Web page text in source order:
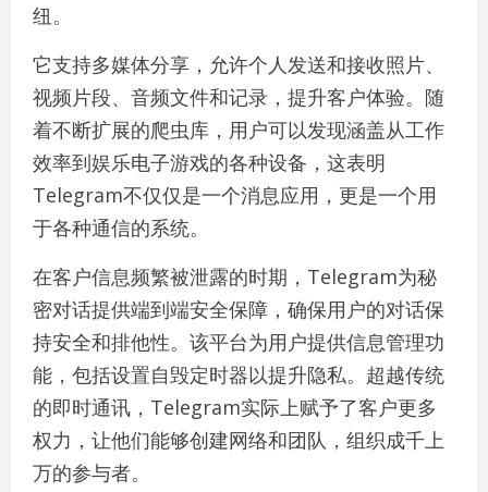
纽。
它支持多媒体分享，允许个人发送和接收照片、
视频片段、音频文件和记录，提升客户体验。随
着不断扩展的爬虫库，用户可以发现涵盖从工作
效率到娱乐电子游戏的各种设备，这表明
Telegram不仅仅是一个消息应用，更是一个用
于各种通信的系统。
在客户信息频繁被泄露的时期，Telegram为秘
密对话提供端到端安全保障，确保用户的对话保
持安全和排他性。该平台为用户提供信息管理功
能，包括设置自毁定时器以提升隐私。超越传统
的即时通讯，Telegram实际上赋予了客户更多
权力，让他们能够创建网络和团队，组织成千上
万的参与者。